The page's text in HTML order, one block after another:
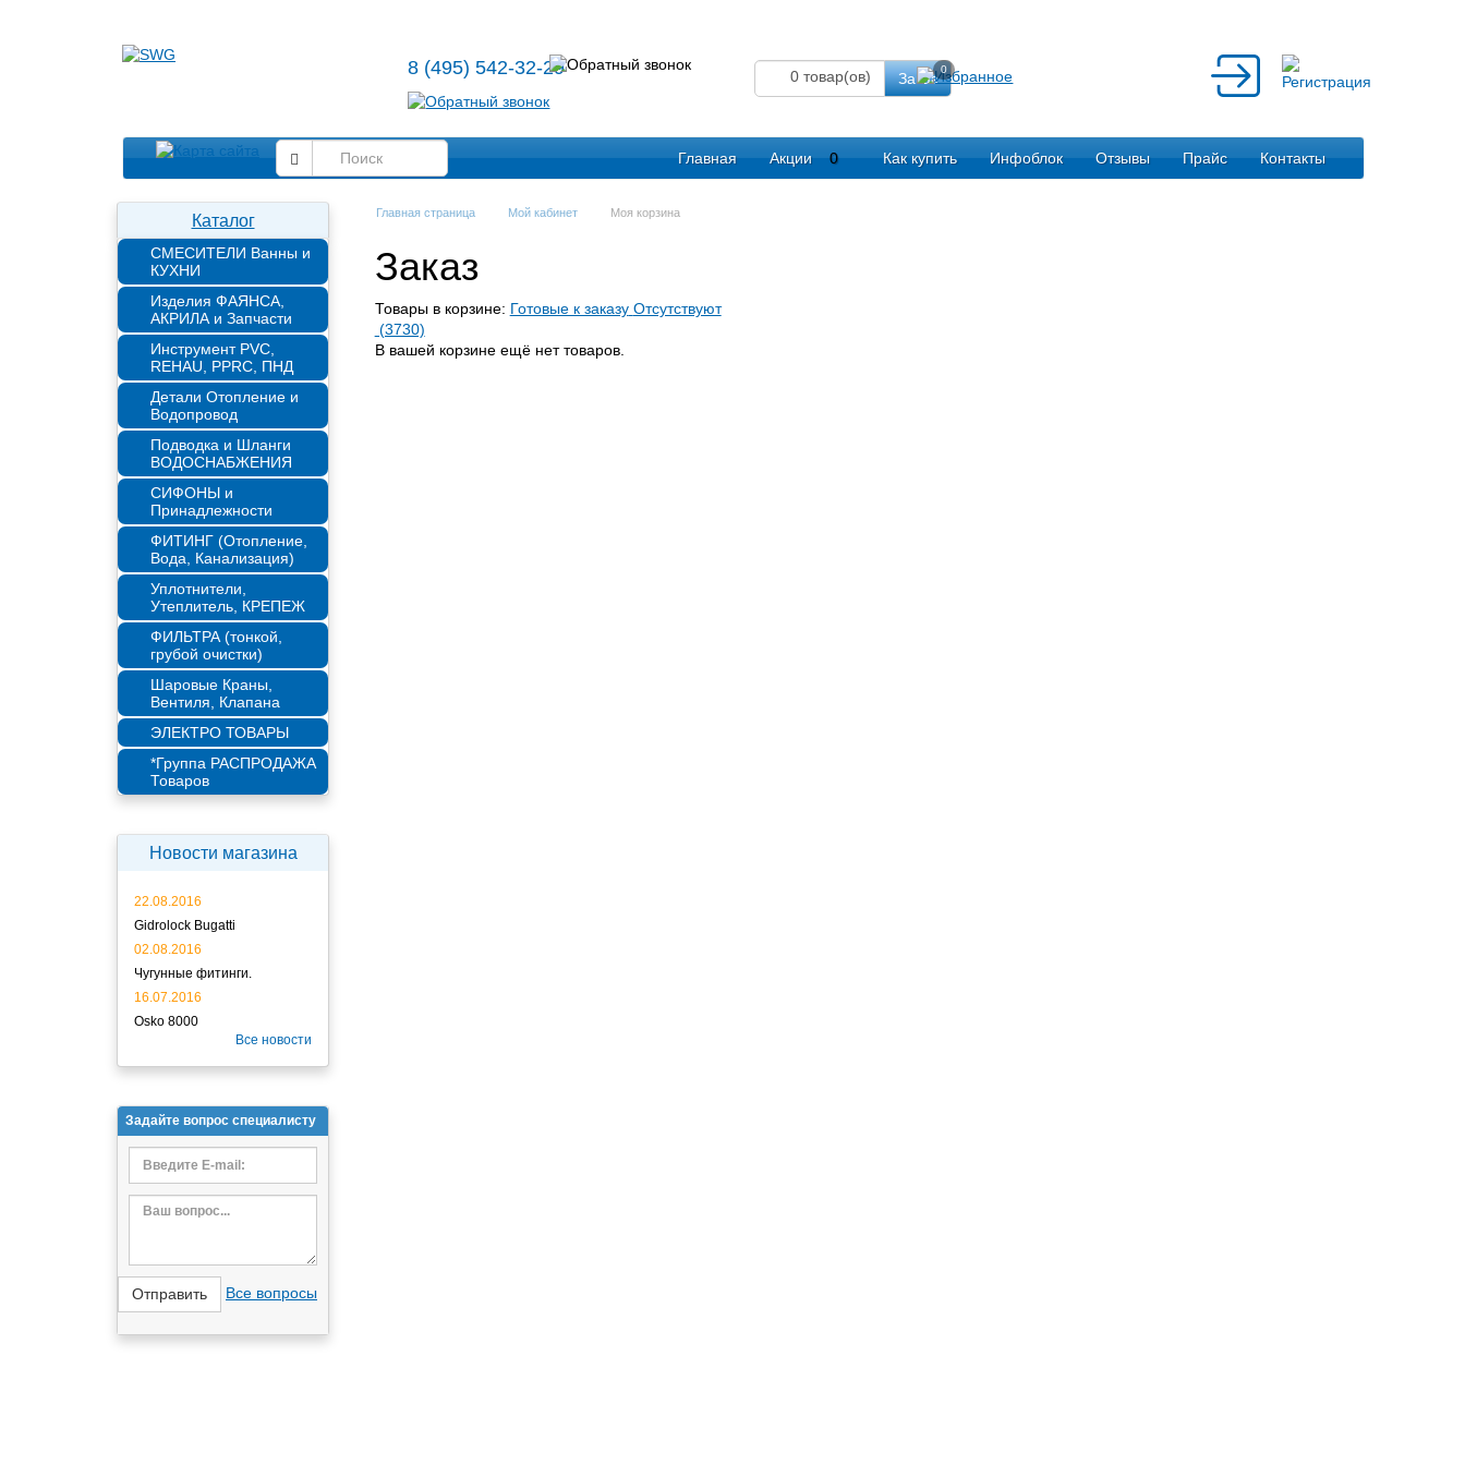
8 (495) 542-32-29 0товар(ов) Заказ
0
Главная Акции 0 Как купить Инфоблок Отзывы Прайс Контакты
Каталог
СМЕСИТЕЛИ Ванны и
КУХНИ
Изделия ФАЯНСА,
АКРИЛА и Запчасти
Инструмент PVC,
REHAU, PPRC, ПНД
Детали Отопление и
Водопровод
Подводка и Шланги
ВОДОСНАБЖЕНИЯ
СИФОНЫ и
Принадлежности
ФИТИНГ (Отопление,
Вода, Канализация)
Уплотнители,
Утеплитель, КРЕПЕЖ
ФИЛЬТРА (тонкой,
грубой очистки)
Шаровые Краны,
Вентиля, Клапана
ЭЛЕКТРО ТОВАРЫ
*Группа РАСПРОДАЖА
Товаров
Новости магазина
22.08.2016
Gidrolock Bugatti
02.08.2016
Чугунные фитинги.
16.07.2016
Osko 8000
Все новости
Задайте вопрос специалисту
Все вопросы
Главная страница Мой кабинет Моя корзина
Заказ
Товары в корзине: Готовые к заказу Отсутствуют
(3730)
В вашей корзине ещё нет товаров.